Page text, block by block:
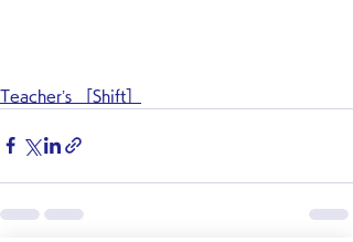
Teacher’s ［Shift］